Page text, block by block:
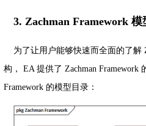
3. Zachman Framework 模
为了让用户能够快速而全面的了解
构， EA 提供了 Zachman Framework
Framework 的模型目录：